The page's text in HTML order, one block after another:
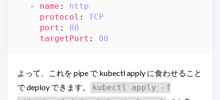
- name :
http
protocol :
TCP
port :
80
targetPort : 80
よって、これを pipe で kubectl apply に食わせること
で deploy できます。
kubectl apply -f